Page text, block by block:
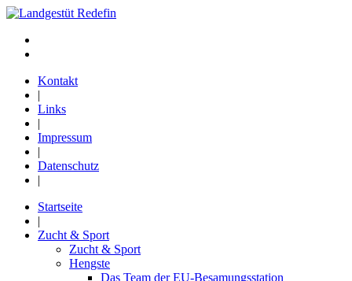
Kontakt
|
Links
|
Impressum
|
Datenschutz
|
Startseite
|
Zucht & Sport
Zucht & Sport
Hengste
Das Team der EU-Besamungsstation